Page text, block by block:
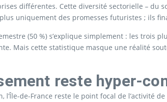
différentes. Cette diversité sectorielle –
uniquement des promesses futuristes ; ils
(50 %) s’explique simplement : les trois
Mais cette statistique masque une réalité
reste hyper-
de-France reste le point focal de l’activité